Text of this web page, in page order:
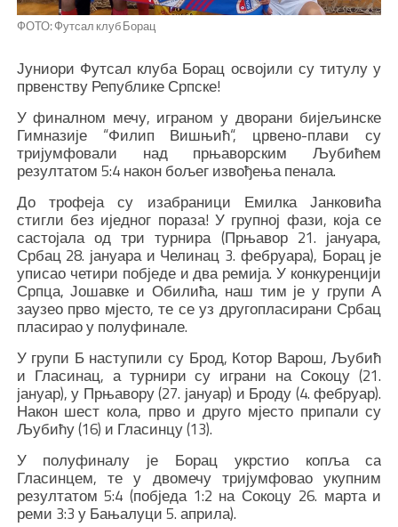
ФОТО: Футсал клуб Борац
Јуниори Футсал клуба Борац освојили су титулу у
првенству Републике Српске!
У финалном мечу, играном у дворани бијељинске
Гимназије “Филип Вишњић“, црвено-плави су
тријумфовали над прњаворским Љубићем
резултатом 5:4 након бољег извођења пенала.
До трофеја су изабраници Емилка Јанковића
стигли без иједног пораза! У групној фази, која се
састојала од три турнира (Прњавор 21. јануара,
Србац 28. јануара и Челинац 3. фебруара), Борац је
уписао четири побједе и два ремија. У конкуренцији
Српца, Јошавке и Обилића, наш тим је у групи А
заузео прво мјесто, те се уз другопласирани Србац
пласирао у полуфинале.
У групи Б наступили су Брод, Котор Варош, Љубић
и Гласинац, а турнири су играни на Сокоцу (21.
јануар), у Прњавору (27. јануар) и Броду (4. фебруар).
Након шест кола, прво и друго мјесто припали су
Љубићу (16) и Гласинцу (13).
У полуфиналу је Борац укрстио копља са
Гласинцем, те у двомечу тријумфовао укупним
резултатом 5:4 (побједа 1:2 на Сокоцу 26. марта и
реми 3:3 у Бањалуци 5. априла).